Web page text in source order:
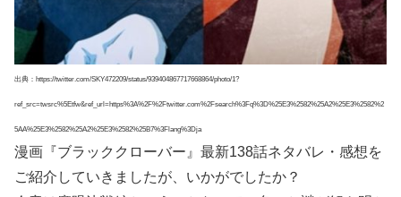
出典：https://twitter.com/SKY472209/status/939404867717668864/photo/1?
ref_src=twsrc%5Etfw&ref_url=https%3A%2F%2Ftwitter.com%2Fsearch%3Fq%3D%25E3%2582%25A2%25E3%2582%2
5AA%25E3%2582%25A2%25E3%2582%25B7%3Flang%3Dja
漫画『ブラッククローバー』最新138話ネタバレ・感想を
ご紹介していきましたが、いかがでしたか？